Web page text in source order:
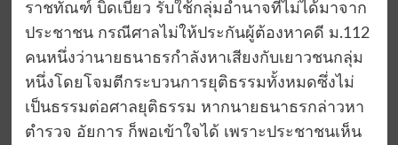
ราชทัณฑ์ บิดเบี้ยว รับใช้กลุ่มอำนาจที่ไม่ได้มาจาก
ประชาชน กรณีศาลไม่ให้ประกันผู้ต้องหาคดี ม.112
คนหนึ่งว่านายธนาธรกำลังหาเสียงกับเยาวชนกลุ่ม
หนึ่งโดยโจมตีกระบวนการยุติธรรมทั้งหมดซึ่งไม่
เป็นธรรมต่อศาลยุติธรรม หากนายธนาธรกล่าวหา
ตำรวจ อัยการ ก็พอเข้าใจได้ เพราะประชาชนเห็น